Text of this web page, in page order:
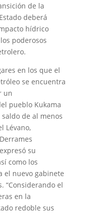
de la
deberá
hídrico
poderosos
en los que el
se encuentra
un
pueblo Kukama
de al menos
Lévano,
su
como los
el nuevo gabinete
“Considerando el
en la
redoble sus